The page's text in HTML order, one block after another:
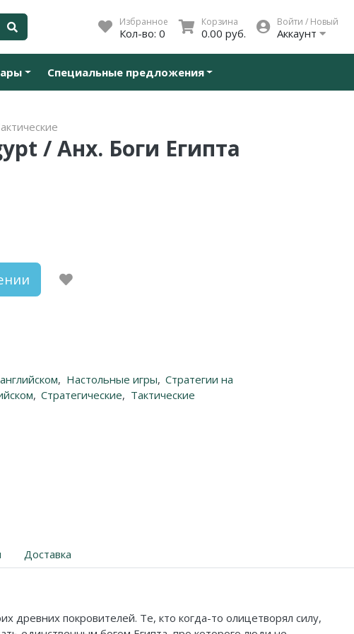
Избранное
Кол-во: 0
Корзина
0.00 руб.
Войти / Новый
Аккаунт
Специальные предложения
/ Анх. Боги Египта
, Настольные игры, Стратегии на
, Стратегические, Тактические
Доставка
древних покровителей. Те, кто когда-то олицетворял силу,